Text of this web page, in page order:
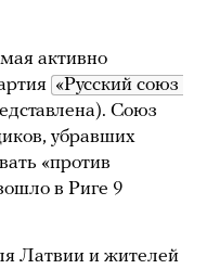
активно
«Русский союз
Союз
убравших
«против
в Риге 9
Латвии и жителей